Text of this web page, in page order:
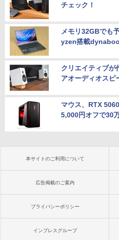
チェック！
メモリ32GBでも
yzen搭載
クリエイティブが
アオーディオスピ
マウス、RTX
5,000円オフで30
本サイトのご利用について
広告掲載のご案内
プライバシーポリシー
インプレスグループ